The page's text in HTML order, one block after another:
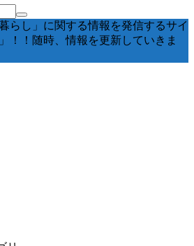
らし」に関する情報を発信するサイ
！！随時、情報を更新していきま